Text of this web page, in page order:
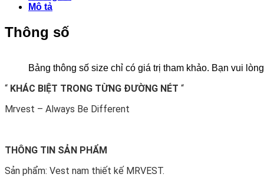
Mô tả
Thông số
Bảng thông số size chỉ có giá trị tham khảo. Bạn vui
“ KHÁC BIỆT TRONG TỪNG ĐƯỜNG NÉT “
Mrvest – Always Be Different
THÔNG TIN SẢN PHẨM
Sản phẩm: Vest nam thiết kế MRVEST.